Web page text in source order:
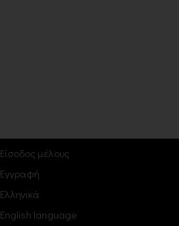
Είσοδος μέλους
Εγγραφή
Ελληνικά
English language